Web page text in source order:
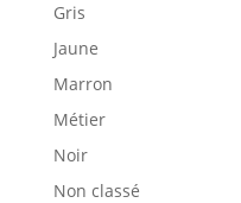
Gris
Jaune
Marron
Métier
Noir
Non classé